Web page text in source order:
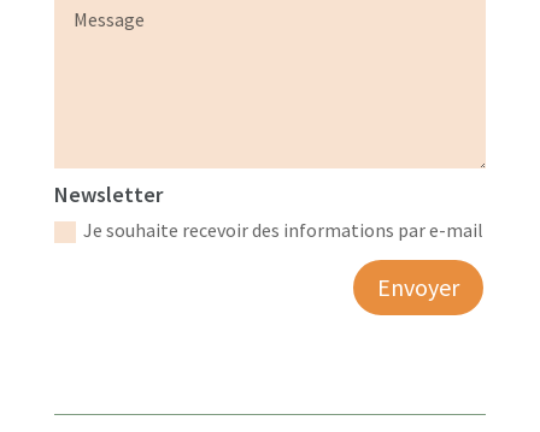
Newsletter
Je souhaite recevoir des informations par e-mail
Envoyer